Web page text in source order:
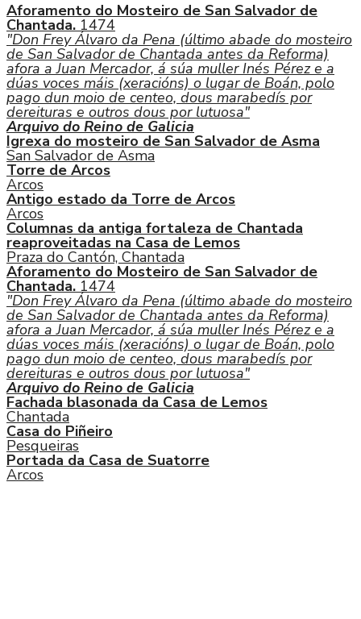
Aforamento do Mosteiro de San Salvador de
Chantada. 1474
"Don Frey Álvaro da Pena (último abade do mosteiro
de San Salvador de Chantada antes da Reforma)
afora a Juan Mercador, á súa muller Inés Pérez e a
dúas voces máis (xeracións) o lugar de Boán, polo
pago dun moio de centeo, dous marabedís por
dereituras e outros dous por lutuosa"
Arquivo do Reino de Galicia
Igrexa do mosteiro de San Salvador de Asma
San Salvador de Asma
Torre de Arcos
Arcos
Antigo estado da Torre de Arcos
Arcos
Columnas da antiga fortaleza de Chantada
reaproveitadas na Casa de Lemos
Praza do Cantón, Chantada
Aforamento do Mosteiro de San Salvador de
Chantada. 1474
"Don Frey Álvaro da Pena (último abade do mosteiro
de San Salvador de Chantada antes da Reforma)
afora a Juan Mercador, á súa muller Inés Pérez e a
dúas voces máis (xeracións) o lugar de Boán, polo
pago dun moio de centeo, dous marabedís por
dereituras e outros dous por lutuosa"
Arquivo do Reino de Galicia
Fachada blasonada da Casa de Lemos
Chantada
Casa do Piñeiro
Pesqueiras
Portada da Casa de Suatorre
Arcos